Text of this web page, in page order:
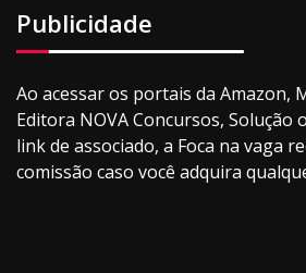
Publicidade
Ao acessar os portais da Amazon,
Editora NOVA Concursos, Solução
link de associado, a Foca na vaga
comissão caso você adquira